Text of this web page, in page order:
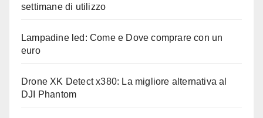
settimane di utilizzo
Lampadine led: Come e Dove comprare con un
euro
Drone XK Detect x380: La migliore alternativa al
DJI Phantom